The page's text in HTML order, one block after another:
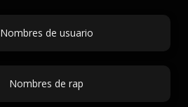
Nombres de usuario
Nombres de rap